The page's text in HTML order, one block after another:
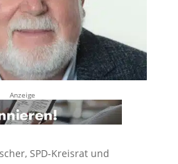
Anzeige
SPD-Kreisrat und